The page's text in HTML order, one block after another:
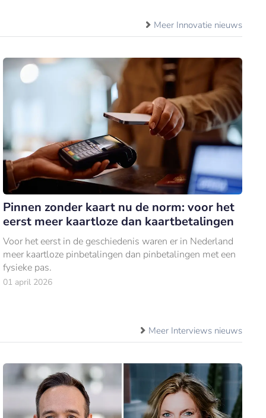
Meer Innovatie nieuws
Pinnen zonder kaart nu de norm: voor het
eerst meer kaartloze dan kaartbetalingen
Voor het eerst in de geschiedenis waren er in Nederland
meer kaartloze pinbetalingen dan pinbetalingen met een
fysieke pas.
01 april 2026
Meer Interviews nieuws